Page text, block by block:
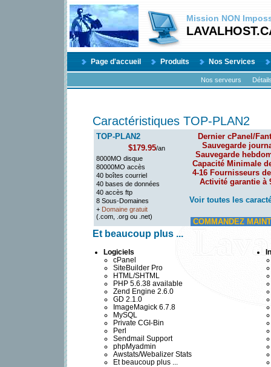
Mission NON
Page d'accueil Produits Nos Services
Nos serveurs
Caractéristiques TOP-PLAN2
TOP-PLAN2
$179.95/an
8000MO disque
80000MO accès
40 boîtes courriel
40 bases de données
40 accès ftp
8 Sous-Domaines
+ Domaine gratuit
(.com, .org ou .net)
Dernier cPanel/
Sauvegarde
Sauvegarde
Capacité Minimale
4-16 Fournisseurs
Activité garantie à
Voir toutes les
COMMANDEZ
Et beaucoup plus ...
Logiciels
cPanel
SiteBuilder Pro
HTML/SHTML
PHP 5.6.38 available
Zend Engine 2.6.0
GD 2.1.0
ImageMagick 6.7.8
MySQL
Private CGI-Bin
Perl
Sendmail Support
phpMyadmin
Awstats/Webalizer Stats
Et beaucoup plus ...